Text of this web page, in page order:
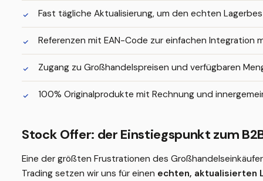
Fast tägliche Aktualisierung, um den echten
Referenzen mit EAN-Code zur einfachen Integration
Zugang zu Großhandelspreisen und verfügbaren
100% Originalprodukte mit Rechnung und
Stock Offer: der Einstiegspunkt zum
Eine der größten Frustrationen des
Trading setzen wir uns für einen echten, aktualisierten